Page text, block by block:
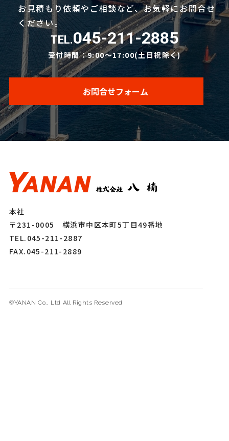
お見積もり依頼やご相談など、お気軽にお問合せ
ください。
TEL.045-211-2885
受付時間：9:00〜17:00(土日祝除く)
お問合せフォーム
本社
〒231-0005 横浜市中区本町5丁目49番地
TEL.045-211-2887
FAX.045-211-2889
©︎YANAN Co., Ltd All Rights Reserved